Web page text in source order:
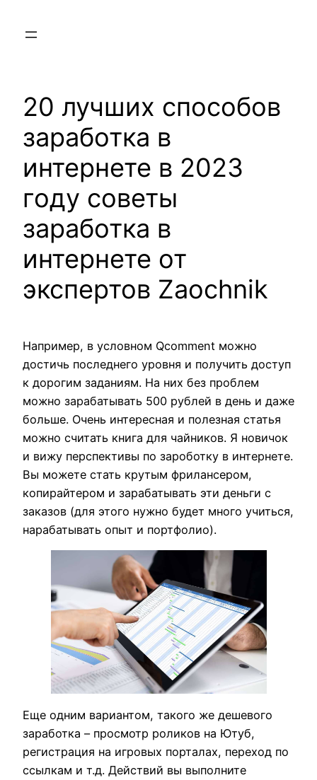
20 лучших способов
заработка в
интернете в 2023
году советы
заработка в
интернете от
экспертов Zaochnik
Например, в условном Qcomment можно
достичь последнего уровня и получить доступ
к дорогим заданиям. На них без проблем
можно зарабатывать 500 рублей в день и даже
больше. Очень интересная и полезная статья
можно считать книга для чайников. Я новичок
и вижу перспективы по зароботку в интернете.
Вы можете стать крутым фрилансером,
копирайтером и зарабатывать эти деньги с
заказов (для этого нужно будет много учиться,
нарабатывать опыт и портфолио).
Еще одним вариантом, такого же дешевого
заработка – просмотр роликов на Ютуб,
регистрация на игровых порталах, переход по
ссылкам и т.д. Действий вы выполните